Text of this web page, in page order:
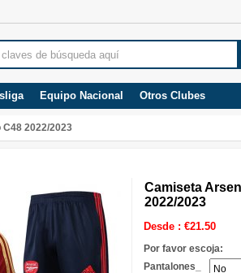
Equipo Nacional Otros Clubes
2022/2023
Camiseta
2022/2023
Desde : €21.50
Por favor escoja:
Pantalones_